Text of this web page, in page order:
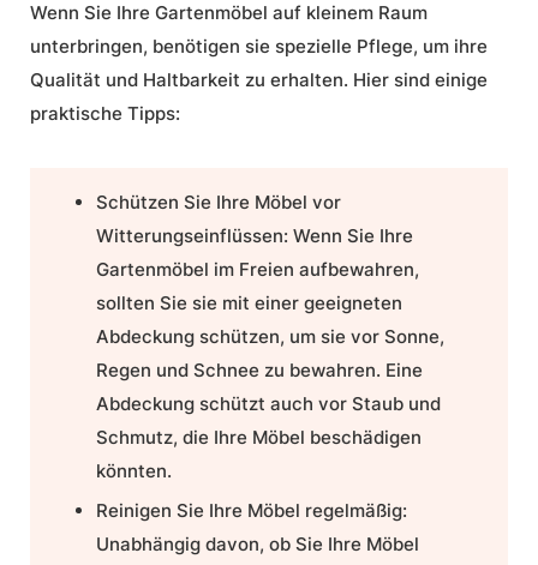
Wenn Sie Ihre Gartenmöbel auf kleinem Raum
unterbringen, benötigen sie spezielle Pflege, um ihre
Qualität und Haltbarkeit zu erhalten. Hier sind einige
praktische Tipps:
Schützen Sie Ihre Möbel vor
Witterungseinflüssen: Wenn Sie Ihre
Gartenmöbel im Freien aufbewahren,
sollten Sie sie mit einer geeigneten
Abdeckung schützen, um sie vor Sonne,
Regen und Schnee zu bewahren. Eine
Abdeckung schützt auch vor Staub und
Schmutz, die Ihre Möbel beschädigen
könnten.
Reinigen Sie Ihre Möbel regelmäßig:
Unabhängig davon, ob Sie Ihre Möbel